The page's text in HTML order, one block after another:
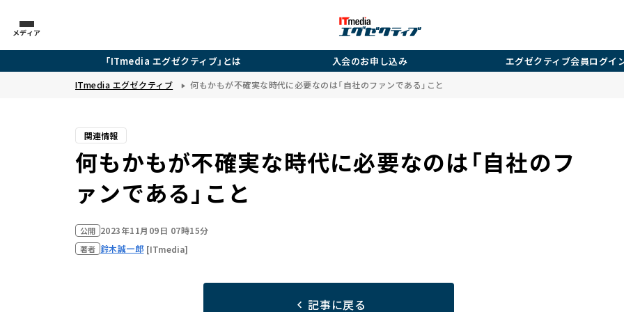
メディア
「ITmedia エグゼクティブ」とは 入会のお申し込み エグゼクティブ会員ログイ
ITmedia エグゼクティブ 何もかもが不確実な時代に必要なのは「自社のファンである」こと
関連情報
何もかもが不確実な時代に必要なのは「自社のフ
ァンである」こと
公開 2023年11月09日 07時15分
著者 鈴木誠一郎 [ITmedia]
記事に戻る